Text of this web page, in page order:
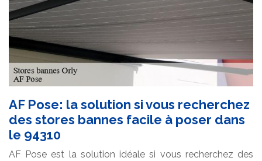
AF Pose: la solution si vous recherchez
des stores bannes facile à poser dans
le 94310
AF Pose est la solution idéale si vous recherchez des